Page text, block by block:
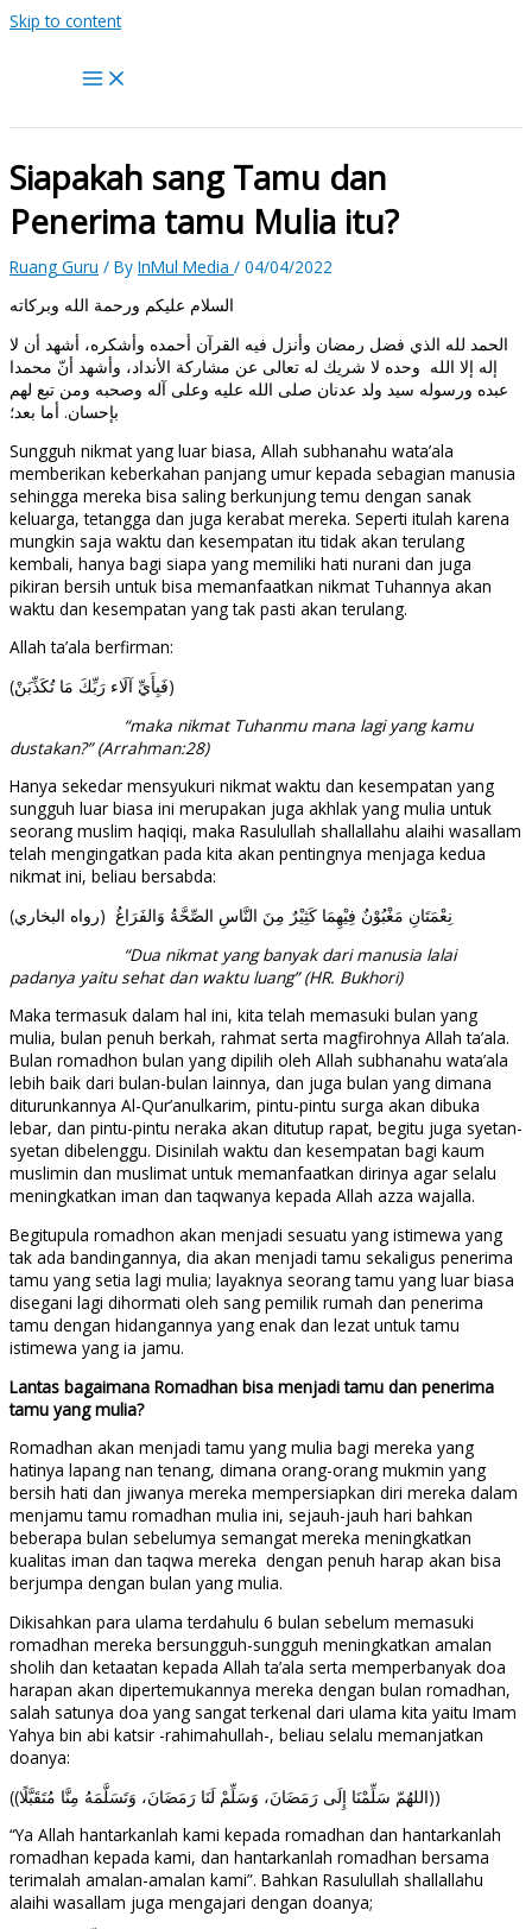
Skip to content
Siapakah sang Tamu dan
Penerima tamu Mulia itu?
Ruang Guru / By InMul Media / 04/04/2022
السلام عليكم ورحمة الله وبركاته
الحمد لله الذي فضل رمضان وأنزل فيه القرآن أحمده وأشكره، أشهد أن لا
إله إلا الله وحده لا شريك له تعالى عن مشاركة الأنداد، وأشهد أنّ محمدا
عبده ورسوله سيد ولد عدنان صلى الله عليه وعلى آله وصحبه ومن تبع لهم
بإحسان. أما بعد؛
Sungguh nikmat yang luar biasa, Allah subhanahu wata’ala
memberikan keberkahan panjang umur kepada sebagian manusia
sehingga mereka bisa saling berkunjung temu dengan sanak
keluarga, tetangga dan juga kerabat mereka. Seperti itulah karena
mungkin saja waktu dan kesempatan itu tidak akan terulang
kembali, hanya bagi siapa yang memiliki hati nurani dan juga
pikiran bersih untuk bisa memanfaatkan nikmat Tuhannya akan
waktu dan kesempatan yang tak pasti akan terulang.
Allah ta’ala berfirman:
(فَبِأَيِّ آلَاء رَبِّكَ مَا تُكَذِّبَنْ)
“maka nikmat Tuhanmu mana lagi yang kamu
dustakan?” (Arrahman:28)
Hanya sekedar mensyukuri nikmat waktu dan kesempatan yang
sungguh luar biasa ini merupakan juga akhlak yang mulia untuk
seorang muslim haqiqi, maka Rasulullah shallallahu alaihi wasallam
telah mengingatkan pada kita akan pentingnya menjaga kedua
nikmat ini, beliau bersabda:
(رواه البخاري) نِعْمَتَانِ مَغْبُوْنٌ فِيْهِمَا كَثِيْرٌ مِنَ النَّاسِ الصِّحَّةُ وَالفَرَاغُ
“Dua nikmat yang banyak dari manusia lalai
padanya yaitu sehat dan waktu luang” (HR. Bukhori)
Maka termasuk dalam hal ini, kita telah memasuki bulan yang
mulia, bulan penuh berkah, rahmat serta magfirohnya Allah ta’ala.
Bulan romadhon bulan yang dipilih oleh Allah subhanahu wata’ala
lebih baik dari bulan-bulan lainnya, dan juga bulan yang dimana
diturunkannya Al-Qur’anulkarim, pintu-pintu surga akan dibuka
lebar, dan pintu-pintu neraka akan ditutup rapat, begitu juga syetan-
syetan dibelenggu. Disinilah waktu dan kesempatan bagi kaum
muslimin dan muslimat untuk memanfaatkan dirinya agar selalu
meningkatkan iman dan taqwanya kepada Allah azza wajalla.
Begitupula romadhon akan menjadi sesuatu yang istimewa yang
tak ada bandingannya, dia akan menjadi tamu sekaligus penerima
tamu yang setia lagi mulia; layaknya seorang tamu yang luar biasa
disegani lagi dihormati oleh sang pemilik rumah dan penerima
tamu dengan hidangannya yang enak dan lezat untuk tamu
istimewa yang ia jamu.
Lantas bagaimana Romadhan bisa menjadi tamu dan penerima
tamu yang mulia?
Romadhan akan menjadi tamu yang mulia bagi mereka yang
hatinya lapang nan tenang, dimana orang-orang mukmin yang
bersih hati dan jiwanya mereka mempersiapkan diri mereka dalam
menjamu tamu romadhan mulia ini, sejauh-jauh hari bahkan
beberapa bulan sebelumya semangat mereka meningkatkan
kualitas iman dan taqwa mereka dengan penuh harap akan bisa
berjumpa dengan bulan yang mulia.
Dikisahkan para ulama terdahulu 6 bulan sebelum memasuki
romadhan mereka bersungguh-sungguh meningkatkan amalan
sholih dan ketaatan kepada Allah ta’ala serta memperbanyak doa
harapan akan dipertemukannya mereka dengan bulan romadhan,
salah satunya doa yang sangat terkenal dari ulama kita yaitu Imam
Yahya bin abi katsir -rahimahullah-, beliau selalu memanjatkan
doanya:
((اللهُمّ سَلِّمْنَا إِلَى رَمَضَانَ، وَسَلِّمْ لَنَا رَمَضَانَ، وَتَسَلَّمَهُ مِنَّا مُتَقَبَّلًا))
“Ya Allah hantarkanlah kami kepada romadhan dan hantarkanlah
romadhan kepada kami, dan hantarkanlah romadhan bersama
terimalah amalan-amalan kami”. Bahkan Rasulullah shallallahu
alaihi wasallam juga mengajari dengan doanya;